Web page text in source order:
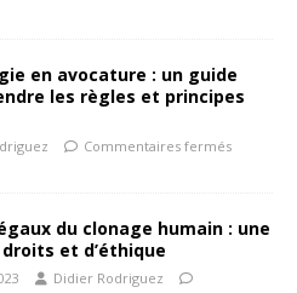
en avocature : un guide
les règles et principes
Commentaires fermés
du clonage humain : une
et d’éthique
Didier Rodriguez